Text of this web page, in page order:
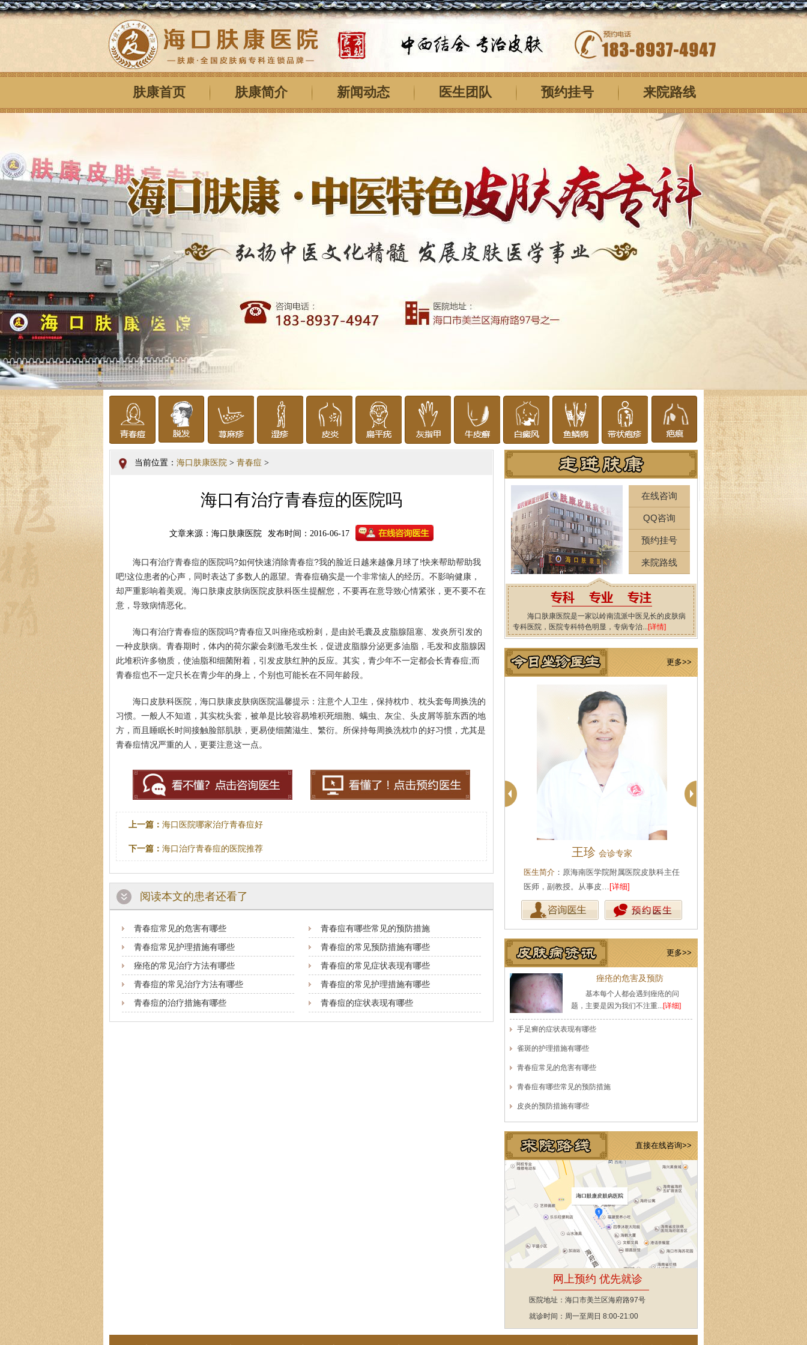
肤康首页 肤康简介 新闻动态 医生团队 预约挂号 来院路线
当前位置： 海口肤康医院 > 青春痘 >
海口有治疗青春痘的医院吗
文章来源：海口肤康医院 发布时间：2016-06-17
海口有治疗青春痘的医院吗?如何快速消除青春痘?我的脸近日越来越像月球了!快来帮助帮助我
吧!这位患者的心声，同时表达了多数人的愿望。青春痘确实是一个非常恼人的经历。不影响健康，
却严重影响着美观。海口肤康皮肤病医院皮肤科医生提醒您，不要再在意导致心情紧张，更不要不在
意，导致病情恶化。
海口有治疗青春痘的医院吗?青春痘又叫痤疮或粉刺，是由於毛囊及皮脂腺阻塞、发炎所引发的
一种皮肤病。青春期时，体内的荷尔蒙会刺激毛发生长，促进皮脂腺分泌更多油脂，毛发和皮脂腺因
此堆积许多物质，使油脂和细菌附着，引发皮肤红肿的反应。其实，青少年不一定都会长青春痘;而
青春痘也不一定只长在青少年的身上，个别也可能长在不同年龄段。
海口皮肤科医院，海口肤康皮肤病医院温馨提示：注意个人卫生，保持枕巾、枕头套每周换洗的
习惯。一般人不知道，其实枕头套，被单是比较容易堆积死细胞、螨虫、灰尘、头皮屑等脏东西的地
方，而且睡眠长时间接触脸部肌肤，更易使细菌滋生、繁衍。所保持每周换洗枕巾的好习惯，尤其是
青春痘情况严重的人，更要注意这一点。
上一篇： 海口医院哪家治疗青春痘好
下一篇： 海口治疗青春痘的医院推荐
阅读本文的患者还看了
青春痘常见的危害有哪些
青春痘有哪些常见的预防措施
青春痘常见护理措施有哪些
青春痘的常见预防措施有哪些
痤疮的常见治疗方法有哪些
青春痘的常见症状表现有哪些
青春痘的常见治疗方法有哪些
青春痘的常见护理措施有哪些
青春痘的治疗措施有哪些
青春痘的症状表现有哪些
在线咨询
QQ咨询
预约挂号
来院路线
海口肤康医院是一家以岭南流派中医见长的皮肤病
专科医院，医院专科特色明显，专病专治...[详情]
更多>>
王珍 会诊专家
医生简介 ：原海南医学院附属医院皮肤科主任
医师，副教授。从事皮… [详细]
更多>>
痤疮的危害及预防
基本每个人都会遇到痤疮的问
题，主要是因为我们不注重...[详细]
手足癣的症状表现有哪些
雀斑的护理措施有哪些
青春痘常见的危害有哪些
青春痘有哪些常见的预防措施
皮炎的预防措施有哪些
直接在线咨询>>
网上预约 优先就诊
医院地址：海口市美兰区海府路97号
就诊时间：周一至周日 8:00-21:00